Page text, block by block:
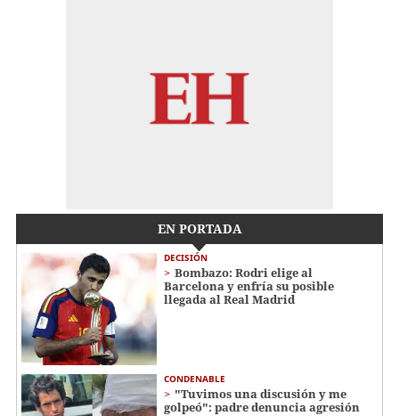
EN PORTADA
DECISIÓN
Bombazo: Rodri elige al
Barcelona y enfría su posible
llegada al Real Madrid
CONDENABLE
"Tuvimos una discusión y me
golpeó": padre denuncia agresión